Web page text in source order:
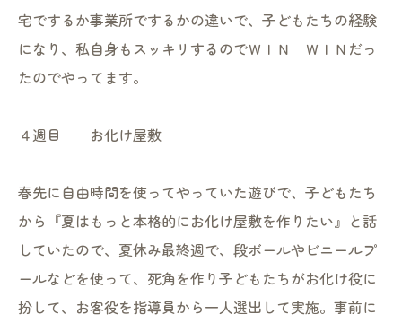
宅でするか事業所でするかの違いで、子どもたちの経験
になり、私自身もスッキリするのでＷＩＮ ＷＩＮだっ
たのでやってます。
４週目 お化け屋敷
春先に自由時間を使ってやっていた遊びで、子どもたち
から『夏はもっと本格的にお化け屋敷を作りたい』と話
していたので、夏休み最終週で、段ボールやビニールプ
ールなどを使って、死角を作り子どもたちがお化け役に
扮して、お客役を指導員から一人選出して実施。事前に